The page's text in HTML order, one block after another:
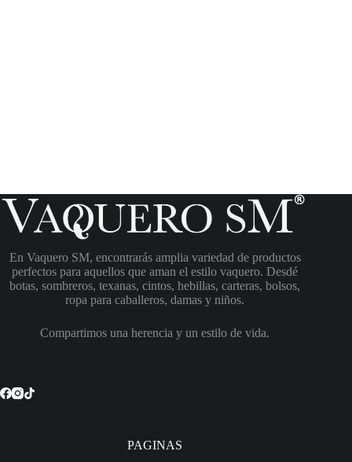
En Vaquero SM, encontrarás amplia variedad de productos
perfectos para aquellos que aman el estilo vaquero. Desdé
botas, sombreros, texanas, cintos, hebillas, carteras, bolsos,
ropa para caballeros, damas y niños.
Compartimos una herencia y un estilo de vida.
PAGINAS